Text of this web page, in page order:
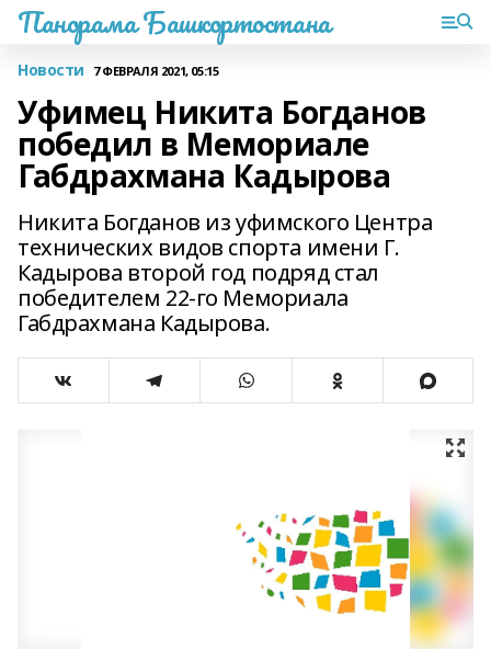
Панорама Башкортостана
Новости 7 ФЕВРАЛЯ 2021, 05:15
Уфимец Никита Богданов
победил в Мемориале
Габдрахмана Кадырова
Никита Богданов из уфимского Центра
технических видов спорта имени Г.
Кадырова второй год подряд стал
победителем 22-го Мемориала
Габдрахмана Кадырова.